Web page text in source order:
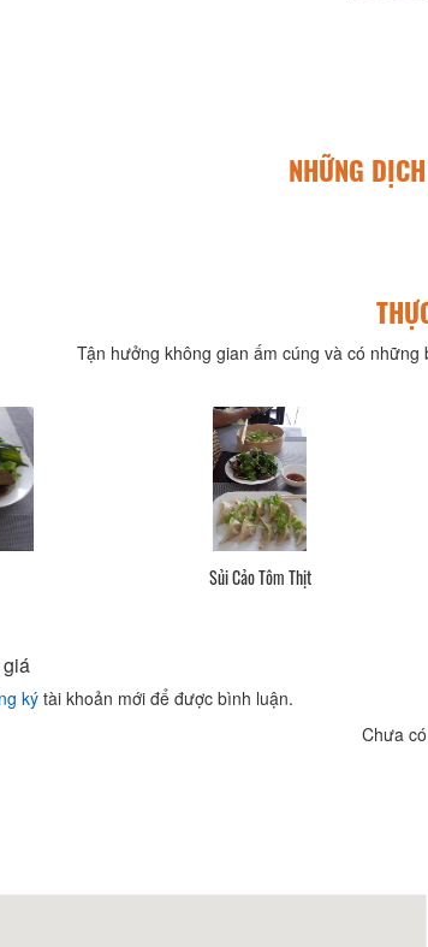
NHỮNG
Tận hưởng không gian ấm cúng và có
Sủi Cảo Tôm Thịt
ký tài khoản mới để được bình luận.
Chưa